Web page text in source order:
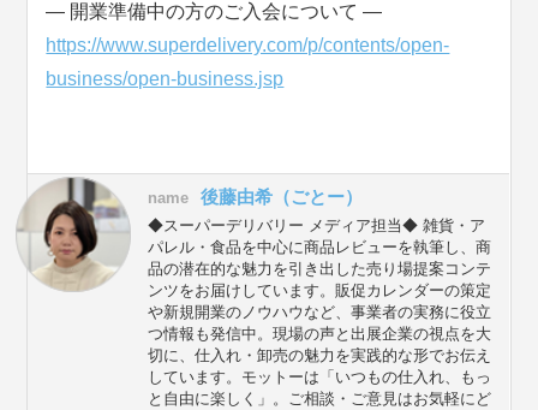
― 開業準備中の方のご入会について ―
https://www.superdelivery.com/p/contents/open-
business/open-business.jsp
name 後藤由希（ごとー）
◆スーパーデリバリー メディア担当◆ 雑貨・ア
パレル・食品を中心に商品レビューを執筆し、商
品の潜在的な魅力を引き出した売り場提案コンテ
ンツをお届けしています。販促カレンダーの策定
や新規開業のノウハウなど、事業者の実務に役立
つ情報も発信中。現場の声と出展企業の視点を大
切に、仕入れ・卸売の魅力を実践的な形でお伝え
しています。モットーは「いつもの仕入れ、もっ
と自由に楽しく」。ご相談・ご意見はお気軽にど